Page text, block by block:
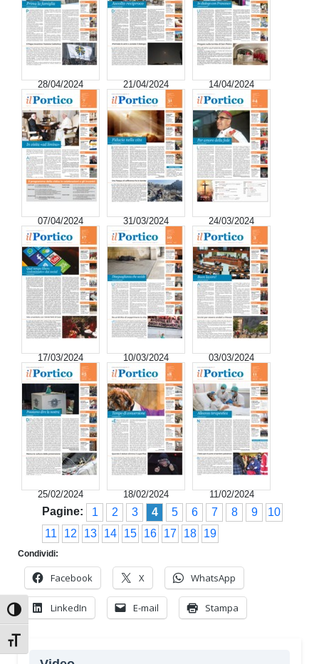
Attiva/disattiva alto contrasto
Attiva/disattiva dimensione testo
28/04/2024 21/04/2024 14/04/2024
07/04/2024 31/03/2024 24/03/2024
17/03/2024 10/03/2024 03/03/2024
25/02/2024 18/02/2024 11/02/2024
Pagine: 1 2 3 4 5 6 7 8 9
10
11
12 13 14 15 16 17 18 19
Condividi:
Facebook X WhatsApp
LinkedIn E-mail Stampa